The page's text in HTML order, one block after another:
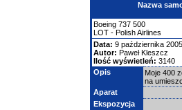
Nazwa
Boeing 737 500
LOT - Polish Airlines
Data: 9 października 2005
Autor: Paweł Kleszcz
Ilość wyświetleń: 3140
Opis
Moje 400
na
Aparat
Ekspozycja